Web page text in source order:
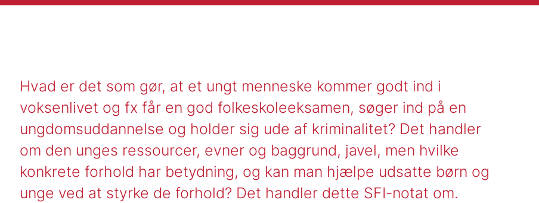
Hvad er det som gør, at et ungt menneske kommer godt ind i
voksenlivet og fx får en god folkeskoleeksamen, søger ind på en
ungdomsuddannelse og holder sig ude af kriminalitet? Det handler
om den unges ressourcer, evner og baggrund, javel, men hvilke
konkrete forhold har betydning, og kan man hjælpe udsatte børn og
unge ved at styrke de forhold? Det handler dette SFI-notat om.